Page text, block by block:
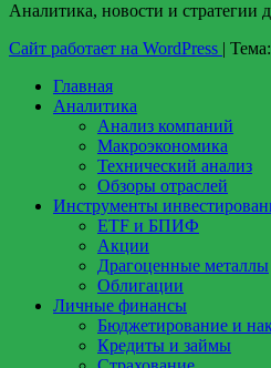
Аналитика, новости и стратегии
Сайт работает на WordPress |
Главная
Аналитика
Анализ компаний
Макроэкономика
Технический анализ
Обзоры отраслей
Инструменты
ETF и БПИФ
Акции
Драгоценные металлы
Облигации
Личные финансы
Бюджетирование и
Кредиты и займы